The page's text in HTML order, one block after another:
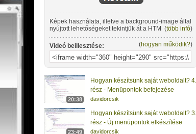
Képek használata, illetve a background-image által
nyújtott lehetőségeket tekintjük át a HTML és CSS
oktatási sorozat ezen részében.
(több infó)
Videó beillesztése: (hogyan működik?)
20:38
Hogyan készítsünk saját weboldalt? 4.
rész - Menüpontok befejezése
davidorcsik
23:49
Hogyan készítsünk saját weboldalt? 3.
rész - Új menüpontok elkészítése
davidorcsik